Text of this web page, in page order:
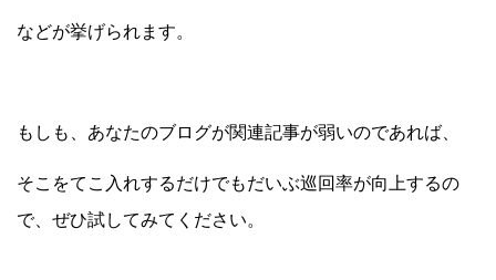
などが挙げられます。
もしも、あなたのブログが関連記事が弱いのであれば、
そこをてこ入れするだけでもだいぶ巡回率が向上するの
で、ぜひ試してみてください。